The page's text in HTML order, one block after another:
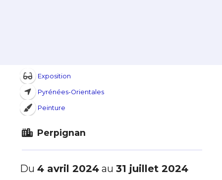
Exposition
Pyrénées-Orientales
Peinture
Perpignan
Du 4 avril 2024 au 31 juillet 2024